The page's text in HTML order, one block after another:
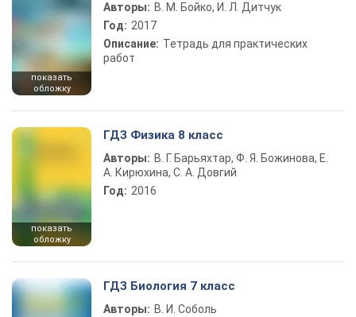
показать
обложку
Авторы: В. М. Бойко, И. Л. Дитчук
Год: 2017
Описание: Тетрадь для практических
работ
показать
обложку
ГДЗ Физика 8 класс
Авторы: В. Г. Барьяхтар, Ф. Я. Божинова, Е.
А. Кирюхина, С. А. Довгий
Год: 2016
ГДЗ Биология 7 класс
Авторы: В. И. Соболь